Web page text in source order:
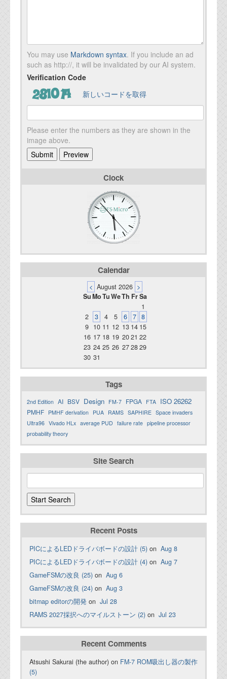
You may use Markdown syntax. If you include an ad
such as http://, it will be invalidated by our AI system.
Verification Code
新しいコードを取得
Please enter the numbers as they are shown in the
image above.
Clock
Calendar
< August 2026 >
SuMoTuWeTh FrSa
1
2
3 4 5 6 7 8
9 10 11 12 13 14 15
16 17 18 19 2021 22
23 24 25 26 272829
30 31
Tags
2nd Edition AI BSV Design FM-7 FPGA FTA ISO 26262
PMHF PMHF derivation PUA RAMS SAPHIRE Space invaders
Ultra96 Vivado HLx average PUD failure rate pipeline processor
probability theory
Site Search
Recent Posts
PICによるLEDドライバボードの設計 (5) on Aug 8
PICによるLEDドライバボードの設計 (4) on Aug 7
GameFSMの改良 (25) on Aug 6
GameFSMの改良 (24) on Aug 3
bitmap editorの開発 on Jul 28
RAMS 2027採択へのマイルストーン (2) on Jul 23
Recent Comments
Atsushi Sakurai (the author) on FM-7 ROM吸出し器の製作
(5)